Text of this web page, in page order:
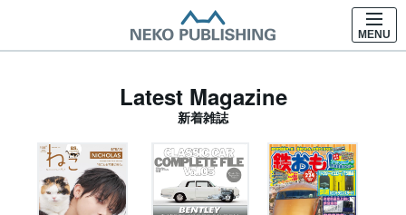
MENU
Latest Magazine
新着雑誌